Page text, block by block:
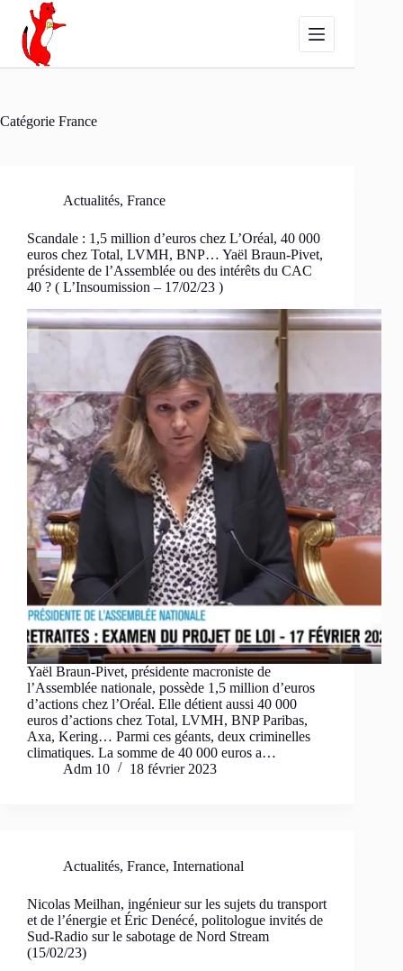
Passer
contenu
Catégorie France
Actualités, France
Scandale : 1,5 million d’euros chez L’Oréal, 40 000
euros chez Total, LVMH, BNP… Yaël Braun-Pivet,
présidente de l’Assemblée ou des intérêts du CAC
40 ? ( L’Insoumission – 17/02/23 )
Yaël Braun-Pivet, présidente macroniste de
l’Assemblée nationale, possède 1,5 million d’euros
d’actions chez l’Oréal. Elle détient aussi 40 000
euros d’actions chez Total, LVMH, BNP Paribas,
Axa, Kering… Parmi ces géants, deux criminelles
climatiques. La somme de 40 000 euros a…
Adm 10
18 février 2023
Actualités, France, International
Nicolas Meilhan, ingénieur sur les sujets du transport
et de l’énergie et Éric Denécé, politologue invités de
Sud-Radio sur le sabotage de Nord Stream
(15/02/23)